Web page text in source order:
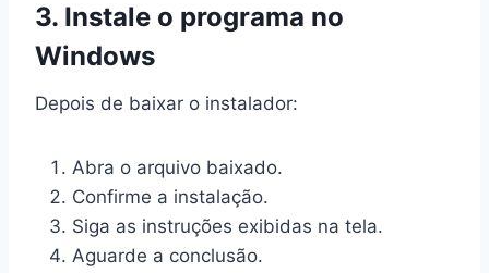
3. Instale o programa no
Windows
Depois de baixar o instalador:
Abra o arquivo baixado.
Confirme a instalação.
Siga as instruções exibidas na tela.
Aguarde a conclusão.